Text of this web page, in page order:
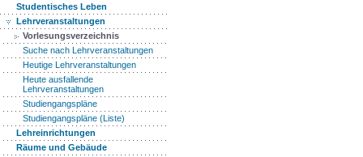
Studentisches Leben
Lehrveranstaltungen
Vorlesungsverzeichnis
Suche nach Lehrveranstaltungen
Heutige Lehrveranstaltungen
Heute ausfallende
Lehrveranstaltungen
Studiengangspläne
Studiengangspläne (Liste)
Lehreinrichtungen
Räume und Gebäude